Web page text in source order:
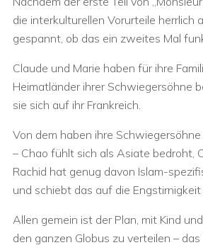
die interkulturellen Vorurteile
gespannt, ob das ein zweites Mal
Claude und Marie haben für ihre
Heimatländer ihrer Schwiegersöhne
sie sich auf ihr Frankreich.
Von dem haben ihre
– Chao fühlt sich als Asiate bedroht,
Rachid hat genug davon Islam-
und schiebt das auf die
Allen gemein ist der Plan, mit Kind
den ganzen Globus zu verteilen –